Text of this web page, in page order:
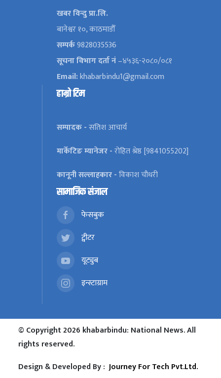
खबर विन्दु प्रा.लि.
बानेश्वर १०, काठमाडौँ
सम्पर्क9828035536
सूचना विभाग दर्ता नं–४५३६-२०८०/०८१
Email:khabarbindu1@gmail.com
हाम्रो टिम
सम्पादक -सतिश आचार्य
मार्केटिङ म्यानेजर -रोहित श्रेष्ठ [9841055202]
कानूनी सल्लाहकार -विकाश चौधरी
सामाजिक संजाल
फेसबुक
ट्वीटर
यूट्युब
इन्स्टाग्राम
© Copyright 2026 khabarbindu: National News. All
rights reserved.
Design & Developed By :Journey For Tech Pvt.Ltd.